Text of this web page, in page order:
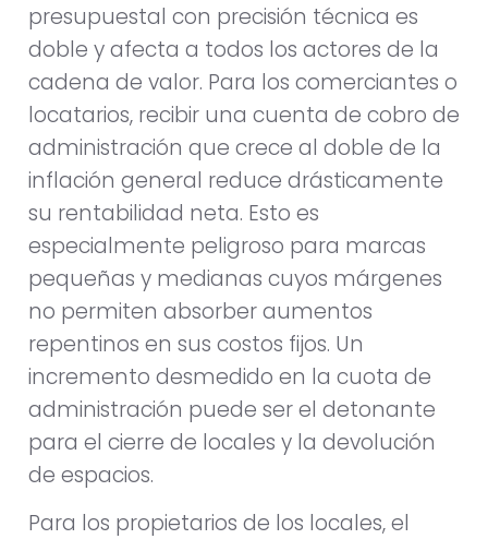
presupuestal con precisión técnica es
doble y afecta a todos los actores de la
cadena de valor. Para los comerciantes o
locatarios, recibir una cuenta de cobro de
administración que crece al doble de la
inflación general reduce drásticamente
su rentabilidad neta. Esto es
especialmente peligroso para marcas
pequeñas y medianas cuyos márgenes
no permiten absorber aumentos
repentinos en sus costos fijos. Un
incremento desmedido en la cuota de
administración puede ser el detonante
para el cierre de locales y la devolución
de espacios.
Para los propietarios de los locales, el